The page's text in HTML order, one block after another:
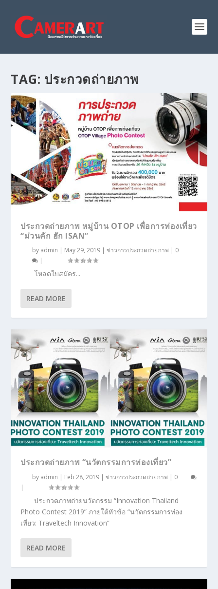
TAG: ประกวดถ่ายภาพ
ประกวดถ่ายภาพ หมู่บ้าน OTOP เพื่อการท่องเที่ยว
“ม่วนคัก ฮัก ISAN”
by admin | May 29, 2019 |ข่าวการประกวดถ่ายภาพ | 0
|
โหลดใบสมัคร...
READ MORE
ประกวดถ่ายภาพ “นวัตกรรมการท่องเที่ยว”
by admin | Feb 28, 2019 |ข่าวการประกวดถ่ายภาพ | 0
|
ประกวดภาพถ่ายนวัตกรรม “Innovation Thailand
Photo Contest 2019” ภายใต้หัวข้อ “นวัตกรรมการท่อง
เที่ยว: Traveltech Innovation”
READ MORE